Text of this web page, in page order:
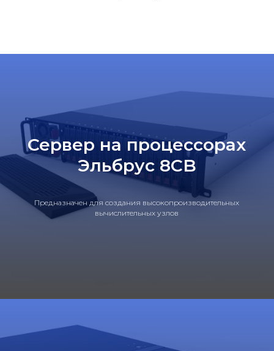
Сервер на процессорах
Эльбрус 8CB
Предназначен для создания высокопроизводительных
вычислительных узлов